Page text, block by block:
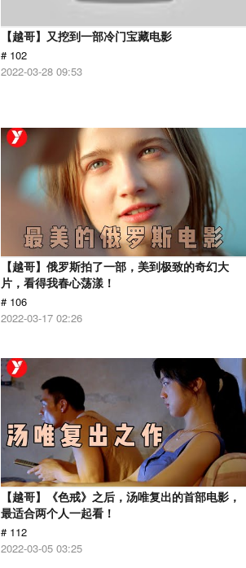
【越哥】又挖到一部冷门宝藏电影
# 102
2022-03-28 09:53
【越哥】俄罗斯拍了一部，美到极致的奇幻大
片，看得我春心荡漾！
# 106
2022-03-17 02:26
【越哥】《色戒》之后，汤唯复出的首部电影，
最适合两个人一起看！
# 112
2022-03-05 03:25